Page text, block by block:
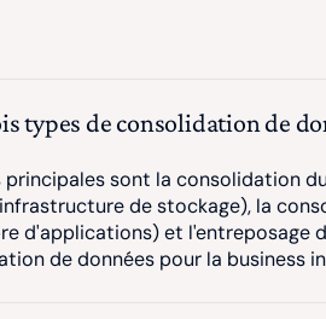
types de consolidation de
sont la consolidation
de stockage), la
d'applications) et l'entreposage
de données pour la business